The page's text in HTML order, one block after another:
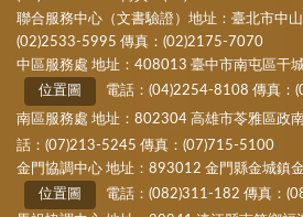
聯合服務中心（文書驗證）地址：臺北市中
(02)2533-5995 傳真：(02)2175-7070
中區服務處 地址：408013 臺中市南屯區干
位置圖
電話：(04)2254-8108 傳真：
南區服務處 地址：802304 高雄市苓雅區政
話：(07)213-5245 傳真：(07)715-5100
金門協調中心 地址：893012 金門縣金城鎮
位置圖
電話：(082)311-182 傳真：